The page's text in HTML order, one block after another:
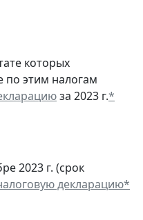
которых
по этим налогам
за 2023 г.*
2023 г. (срок
декларацию*